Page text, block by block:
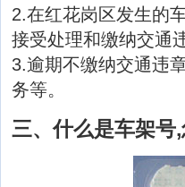
2.在红花岗区发生的
接受处理和缴纳交通
3.逾期不缴纳交通违
务等。
三、什么是车架号